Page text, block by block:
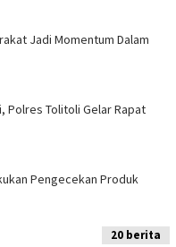
Jadi Momentum Dalam
Polres Tolitoli Gelar Rapat
Pengecekan Produk
20 berita